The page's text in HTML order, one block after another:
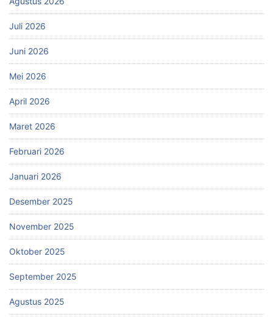
Juli 2026
Juni 2026
Mei 2026
April 2026
Maret 2026
Februari 2026
Januari 2026
Desember 2025
November 2025
Oktober 2025
September 2025
Agustus 2025